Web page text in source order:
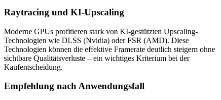
Raytracing und KI-Upscaling
Moderne GPUs profitieren stark von KI-gestützten Upscaling-
Technologien wie DLSS (Nvidia) oder FSR (AMD). Diese
Technologien können die effektive Framerate deutlich steigern ohne
sichtbare Qualitätsverluste – ein wichtiges Kriterium bei der
Kaufentscheidung.
Empfehlung nach Anwendungsfall